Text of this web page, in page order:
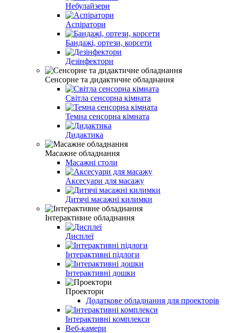
Небулайзери
Аспіратори
Бандажі, ортези, корсети
Дезінфектори
Сенсорне та дидактичне обладнання
Світла сенсорна кімната
Темна сенсорна кімната
Дидактика
Масажне обладнання
Масажні столи
Аксесуари для масажу
Дитячі масажні килимки
Інтерактивне обладнання
Дисплеї
Інтерактивні підлоги
Інтерактивні дошки
Проектори
Додаткове обладнання для проекторів
Інтерактивні комплекси
Веб-камери